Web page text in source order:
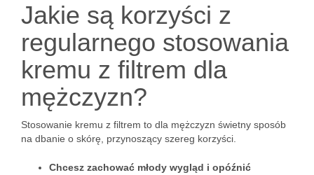
Jakie są korzyści z
regularnego stosowania
kremu z filtrem dla
mężczyzn?
Stosowanie kremu z filtrem to dla mężczyzn świetny sposób
na dbanie o skórę, przynoszący szereg korzyści.
Chcesz zachować młody wygląd i opóźnić